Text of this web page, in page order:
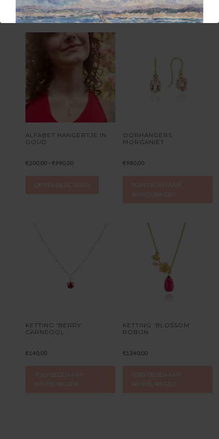
GERELATEERDE PRODUCTEN
ALFABET HANGERTJE IN
GOUD
€200,00 –€990,00
OORHANGERS
MORGANIET
€980,00
KETTING ‘BERRY’
CARNEOOL
€140,00
KETTING ‘BLOSSOM’
ROBIJN
€1240,00